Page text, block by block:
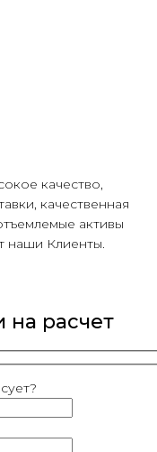
качество,
качественная
активы
наши Клиенты.
на расчет